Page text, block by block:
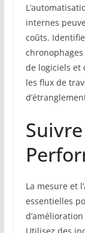
internes
coûts.
de logiciels et
les flux de
La mesure et
essentielles